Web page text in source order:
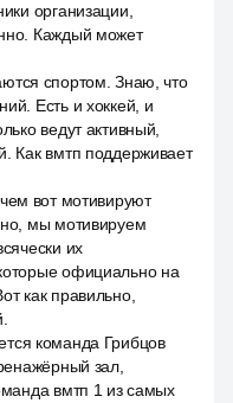
организации,
Каждый может
спортом. Знаю, что
Есть и хоккей, и
ведут активный,
Как вмтп поддерживает
вот мотивируют
мы мотивируем
их
официально на
как правильно,
команда Грибцов
зал,
вмтп 1 из самых